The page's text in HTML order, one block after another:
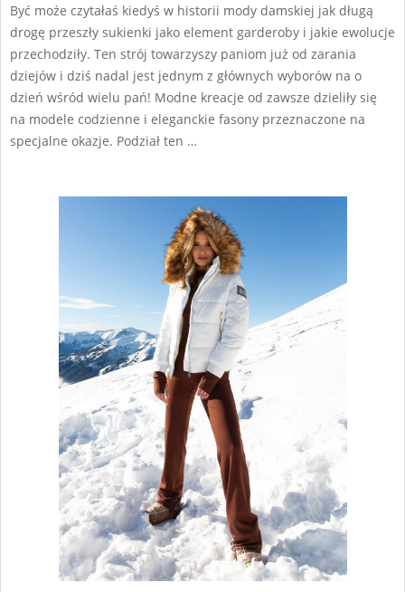
Być może czytałaś kiedyś w historii mody damskiej jak długą
drogę przeszły sukienki jako element garderoby i jakie ewolucje
przechodziły. Ten strój towarzyszy paniom już od zarania
dziejów i dziś nadal jest jednym z głównych wyborów na o
dzień wśród wielu pań! Modne kreacje od zawsze dzieliły się
na modele codzienne i eleganckie fasony przeznaczone na
specjalne okazje. Podział ten …